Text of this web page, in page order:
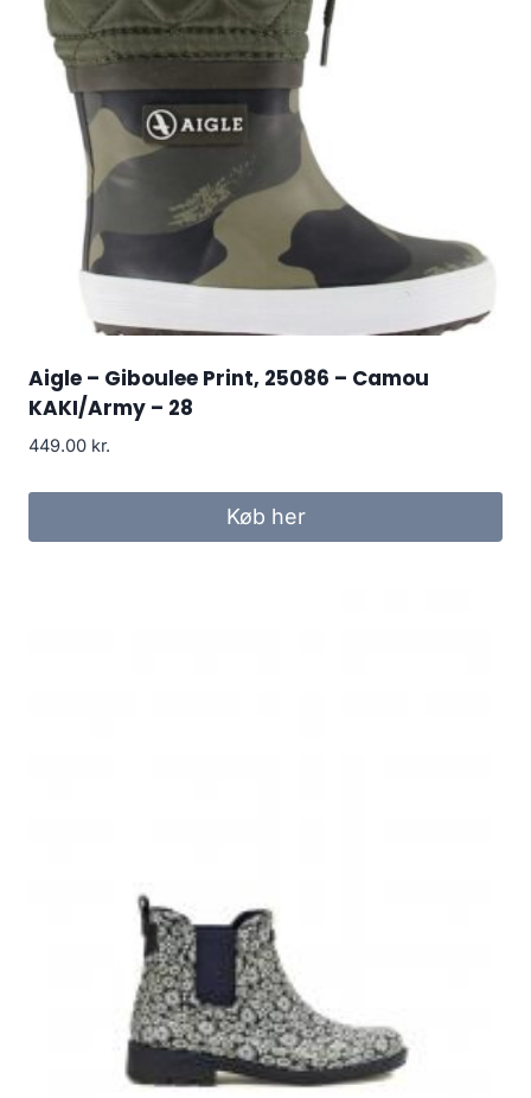
Aigle – Giboulee Print, 25086 – Camou
KAKI/Army – 28
449.00 kr.
Køb her